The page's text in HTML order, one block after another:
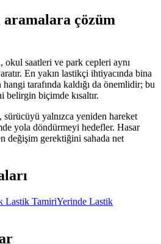
aramalara çözüm
saatleri ve park cepleri aynı
En yakın lastikçi ihtiyacında bina
hangi tarafında kaldığı da önemlidir; bu
biçimde kısaltır.
yalnızca yeniden hareket
yola döndürmeyi hedefler. Hasar
değişim gerektiğini sahada net
Lastik TamiriYerinde Lastik